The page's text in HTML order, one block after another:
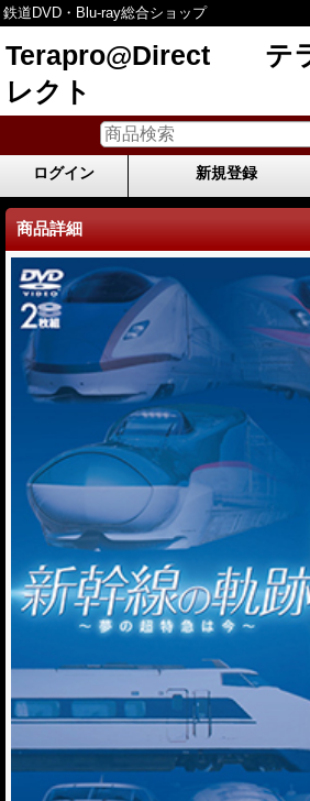
鉄道DVD・Blu-ray総合ショップ
Terapro@Direct テ
レクト
ログイン 新規登録
商品詳細